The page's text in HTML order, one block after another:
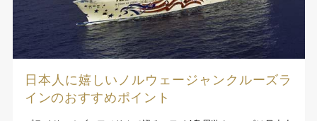
日本人に嬉しいノルウェージャンクルーズラ
インのおすすめポイント